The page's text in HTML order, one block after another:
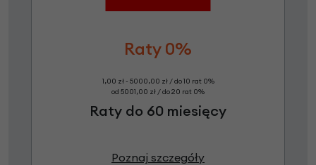
Raty 0%
1,00 zł - 5000,00 zł / do 10 rat 0%
od 5001,00 zł / do 20 rat 0%
Raty do 60 miesięcy
Poznaj szczegóły